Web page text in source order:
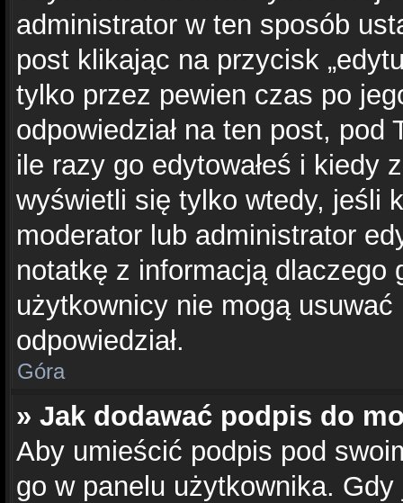
administrator w ten sposób
post klikając na przycisk
tylko przez pewien czas po
odpowiedział na ten post,
ile razy go edytowałeś i kiedy
wyświetli się tylko wtedy, jeśli
moderator lub administrator
notatkę z informacją dlaczego
użytkownicy nie mogą
odpowiedział.
Góra
» Jak dodawać podpis do
Aby umieścić podpis pod
go w panelu użytkownika.